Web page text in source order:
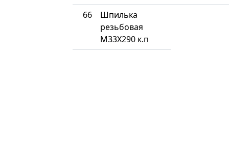
66
Шпилька
резьбовая
М33Х290 к.п